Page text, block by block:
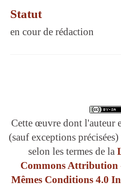
Statut
en cour de rédaction
Cette œuvre dont l'auteur
(sauf exceptions
selon les termes de la
Commons Attribution
Mêmes Conditions 4.0